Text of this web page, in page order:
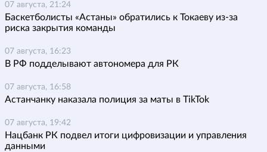
07 августа, 21:24
Баскетболисты «Астаны» обратились к Токаеву из-за
риска закрытия команды
07 августа, 16:23
В РФ подделывают автономера для РК
07 августа, 16:58
Астанчанку наказала полиция за маты в TikTok
07 августа, 19:42
Нацбанк РК подвел итоги цифровизации и управления
данными